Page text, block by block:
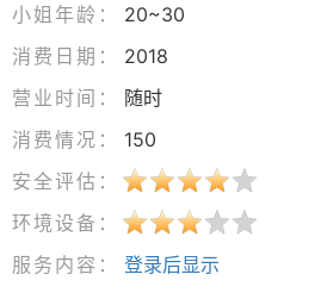
小姐年龄：
20~30
消费日期：
2018
营业时间：
随时
消费情况：
150
安全评估：
环境设备：
服务内容：
登录后显示